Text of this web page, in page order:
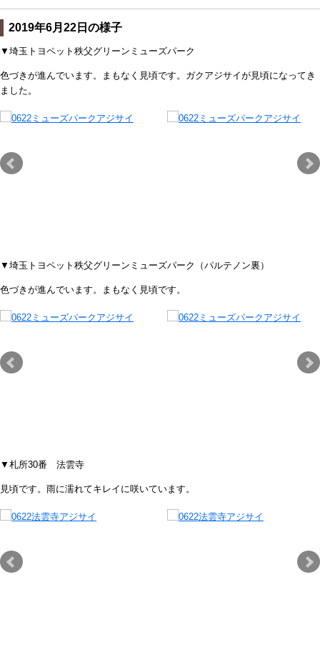
2019年6月22日の様子
▼埼玉トヨペット秩父グリーンミューズパーク
色づきが進んでいます。まもなく見頃です。ガクアジサイが見頃になってき
ました。
▼埼玉トヨペット秩父グリーンミューズパーク（パルテノン裏）
色づきが進んでいます。まもなく見頃です。
▼札所30番 法雲寺
見頃です。雨に濡れてキレイに咲いています。